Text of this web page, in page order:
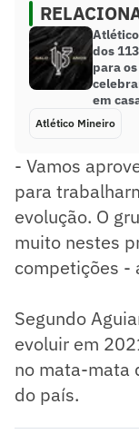
dos
para
em
Atlético Mineiro
- Vamos
para
evolução. O
muito nestes
competições -
Segundo
evoluir em
no mata-mata
do país.